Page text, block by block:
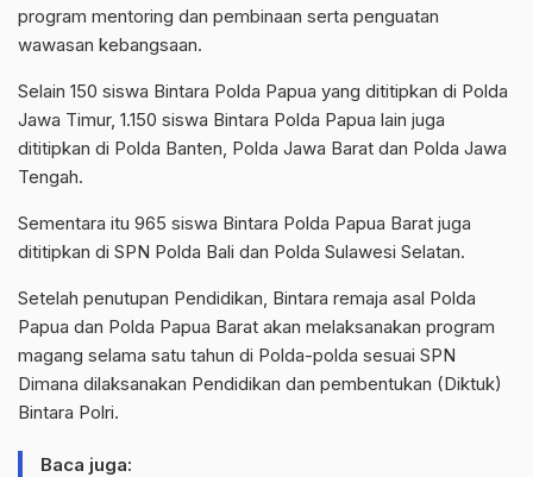
program mentoring dan pembinaan serta penguatan
wawasan kebangsaan.
Selain 150 siswa Bintara Polda Papua yang dititipkan di Polda
Jawa Timur, 1.150 siswa Bintara Polda Papua lain juga
dititipkan di Polda Banten, Polda Jawa Barat dan Polda Jawa
Tengah.
Sementara itu 965 siswa Bintara Polda Papua Barat juga
dititipkan di SPN Polda Bali dan Polda Sulawesi Selatan.
Setelah penutupan Pendidikan, Bintara remaja asal Polda
Papua dan Polda Papua Barat akan melaksanakan program
magang selama satu tahun di Polda-polda sesuai SPN
Dimana dilaksanakan Pendidikan dan pembentukan (Diktuk)
Bintara Polri.
Baca juga: